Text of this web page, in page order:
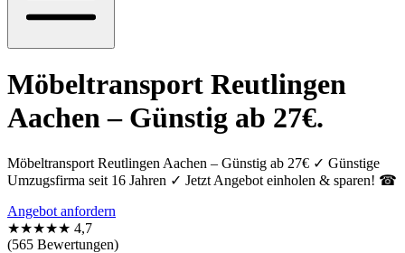
Möbeltransport Reutlingen
Aachen – Günstig ab 27€.
Möbeltransport Reutlingen Aachen – Günstig ab 27€ ✓ Günstige
Umzugsfirma seit 16 Jahren ✓ Jetzt Angebot einholen & sparen! ☎
Angebot anfordern
★★★★★ 4,7
(565 Bewertungen)